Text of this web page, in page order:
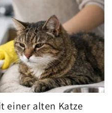
einer alten Katze